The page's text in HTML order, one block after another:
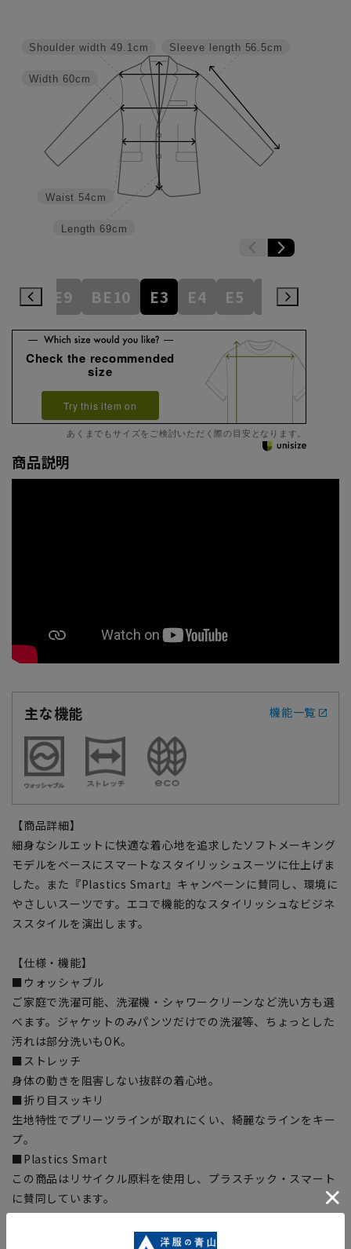
Sleeve length 56.5cm
Length 69cm
Waist 54cm
Width 60cm
Shoulder width 49.1cm
BE9 BE10 E3 E4 E5 E6
Check the recommended
size
Try this item on
あくまでもサイズをご検討いただく際の目安となります。
商品説明
主な機能 機能一覧
【商品詳細】
細身なシルエットに快適な着心地を追求したソフトメーキング
モデルをベースにスマートなスタイリッシュスーツに仕上げま
した。また『Plastics Smart』キャンペーンに賛同し、環境に
やさしいスーツです。エコで機能的なスタイリッシュなビジネ
ススタイルを演出します。
【仕様・機能】
■ウォッシャブル
ご家庭で洗濯可能、洗濯機・シャワークリーンなど洗い方も選
べます。ジャケットのみパンツだけでの洗濯等、ちょっとした
汚れは部分洗いもOK。
■ストレッチ
身体の動きを阻害しない抜群の着心地。
■折り目スッキリ
生地特性でプリーツラインが取れにくい、綺麗なラインをキー
プ。
■Plastics Smart
この商品はリサイクル原料を使用し、プラスチック・スマート
に賛同しています。
■ECOBLUE®(100%リサイクルポリエステル)
『ECOBLUE®』はマテリアルリサイクルにより、ペットボトル